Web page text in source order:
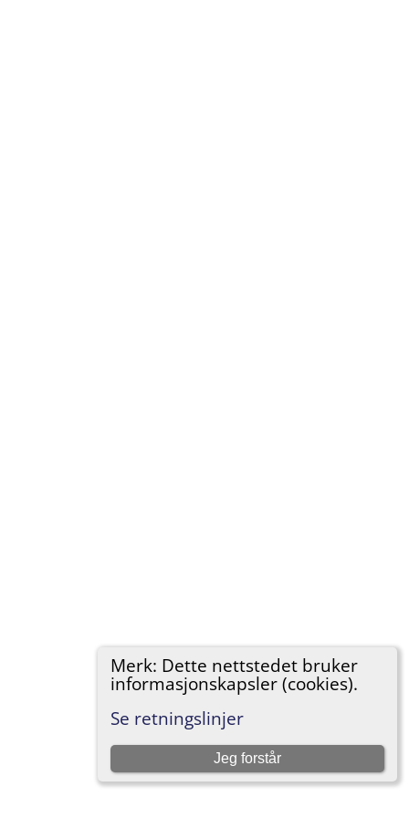
Merk: Dette nettstedet bruker
informasjonskapsler (cookies).
Se retningslinjer
Jeg forstår